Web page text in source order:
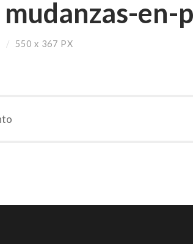
mudanzas-en-
/ 550x 367 PX